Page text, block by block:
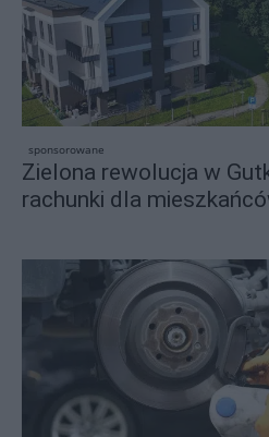
sponsorowane
Zielona rewolucja w
rachunki dla